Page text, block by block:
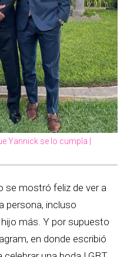
Yannick se lo cumpla |
se mostró feliz de ver a
persona, incluso
más. Y por supuesto
en donde escribió